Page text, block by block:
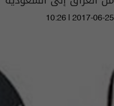
10:26 | 2017-06-25